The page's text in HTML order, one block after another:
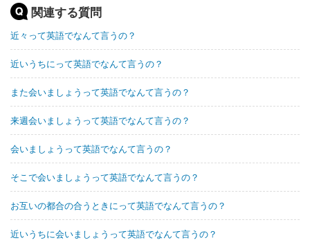
関連する質問
近々って英語でなんて言うの？
近いうちにって英語でなんて言うの？
また会いましょうって英語でなんて言うの？
来週会いましょうって英語でなんて言うの？
会いましょうって英語でなんて言うの？
そこで会いましょうって英語でなんて言うの？
お互いの都合の合うときにって英語でなんて言うの？
近いうちに会いましょうって英語でなんて言うの？